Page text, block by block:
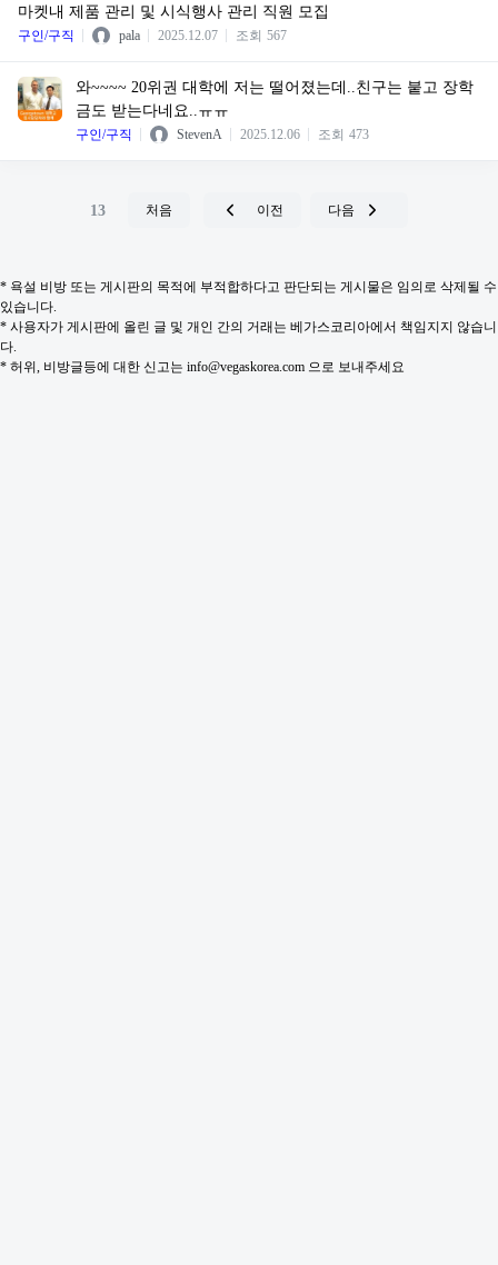
마켓내 제품 관리 및 시식행사 관리 직원 모집
구인/구직 pala 2025.12.07 조회 567
와~~~~ 20위권 대학에 저는 떨어졌는데..친구는 붙고 장학
금도 받는다네요..ㅠㅠ
구인/구직 StevenA 2025.12.06 조회 473
13 처음 이전 다음
* 욕설 비방 또는 게시판의 목적에 부적합하다고 판단되는 게시물은 임의로 삭제될 수
있습니다.
* 사용자가 게시판에 올린 글 및 개인 간의 거래는 베가스코리아에서 책임지지 않습니
다.
* 허위, 비방글등에 대한 신고는 info@vegaskorea.com 으로 보내주세요